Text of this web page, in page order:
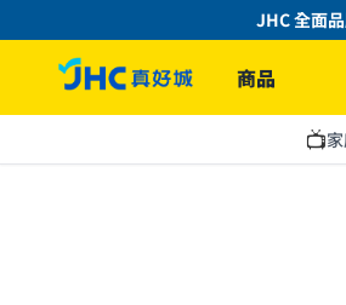
JHC 全面品牌
商品
📺